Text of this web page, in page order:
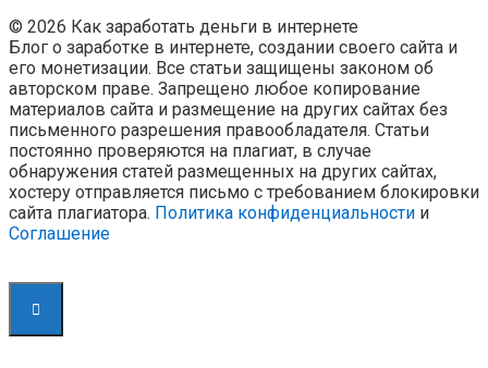
© 2026 Как заработать деньги в интернете
Блог о заработке в интернете, создании своего сайта и
его монетизации. Все статьи защищены законом об
авторском праве. Запрещено любое копирование
материалов сайта и размещение на других сайтах без
письменного разрешения правообладателя. Статьи
постоянно проверяются на плагиат, в случае
обнаружения статей размещенных на других сайтах,
хостеру отправляется письмо с требованием блокировки
сайта плагиатора. Политика конфиденциальности и
Соглашение